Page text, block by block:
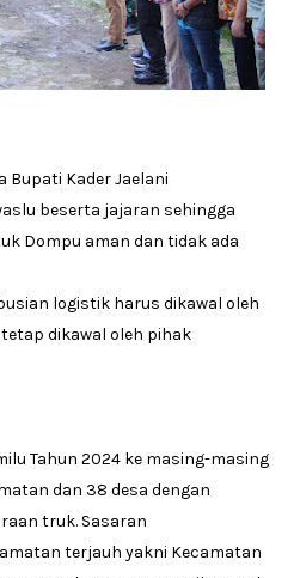
Bupati Kader Jaelani
beserta jajaran sehingga
Dompu aman dan tidak ada
logistik harus dikawal oleh
dikawal oleh pihak
Tahun 2024 ke masing-masing
dan 38 desa dengan
truk. Sasaran
terjauh yakni Kecamatan